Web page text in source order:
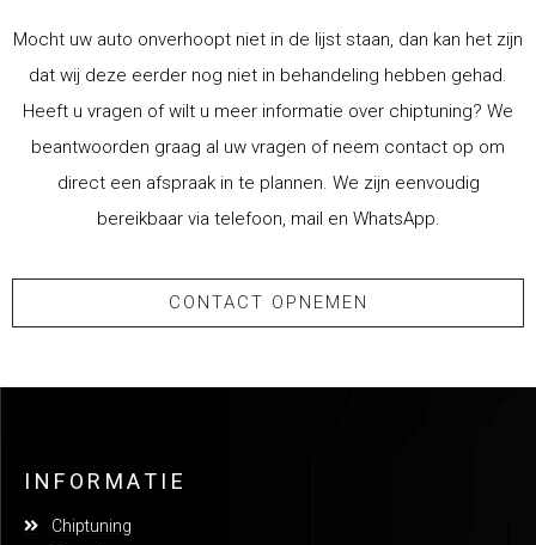
Mocht uw auto onverhoopt niet in de lijst staan, dan kan het zijn
dat wij deze eerder nog niet in behandeling hebben gehad.
Heeft u vragen of wilt u meer informatie over chiptuning? We
beantwoorden graag al uw vragen of neem contact op om
direct een afspraak in te plannen. We zijn eenvoudig
bereikbaar via telefoon, mail en WhatsApp.
CONTACT OPNEMEN
INFORMATIE
Chiptuning